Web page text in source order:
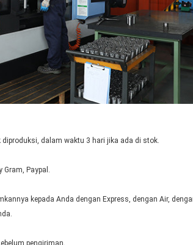
dalam waktu 3 hari jika ada di stok.
Gram, Paypal.
kepada Anda dengan Express, dengan Air,
pengiriman.